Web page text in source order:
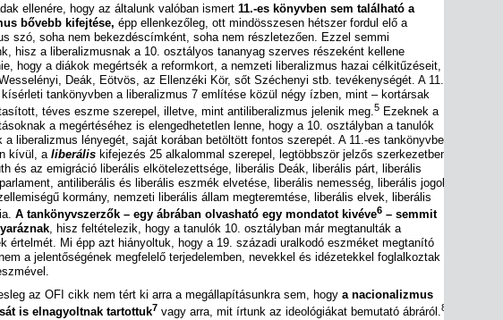
ellenére, hogy az általunk valóban ismert 11.-es könyvben sem található a
bővebb kifejtése, épp ellenkezőleg, ott mindösszesen hétszer fordul elő a
szó, soha nem bekezdéscímként, soha nem részletezően. Ezzel semmi
hisz a liberalizmusnak a 10. osztályos tananyag szerves részeként kellene
hogy a diákok megértsék a reformkort, a nemzeti liberalizmus hazai célkitűzéseit,
Deák, Eötvös, az Ellenzéki Kör, sőt Széchenyi stb. tevékenységét. A 11.
tankönyvben a liberalizmus 7 említése közül négy ízben, mint – kortársak
téves eszme szerepel, illetve, mint antiliberalizmus jelenik meg.5 Ezeknek a
a megértéséhez is elengedhetetlen lenne, hogy a 10. osztályban a tanulók
a liberalizmus lényegét, saját korában betöltött fontos szerepét. A 11.-es tankönyvben
kívül, aliberális kifejezés 25 alkalommal szerepel, legtöbbször jelzős szerkezetben,
és az emigráció liberális elkötelezettsége, liberális Deák, liberális párt, liberális
antiliberális és liberális eszmék elvetése, liberális nemesség, liberális jogok,
kormány, nemzeti liberális állam megteremtése, liberális elvek, liberális
A tankönyvszerzők – egy ábrában olvasható egy mondatot kivéve6 – semmit
, hisz feltételezik, hogy a tanulók 10. osztályban már megtanulták a
értelmét. Mi épp azt hiányoltuk, hogy a 19. századi uralkodó eszméket megtanító
a jelentőségének megfelelő terjedelemben, nevekkel és idézetekkel foglalkoztak
az OFI cikk nem tért ki arra a megállapításunkra sem, hogy a nacionalizmus
is elnagyoltnak tartottuk7 vagy arra, mit írtunk az ideológiákat bemutató ábráról.8